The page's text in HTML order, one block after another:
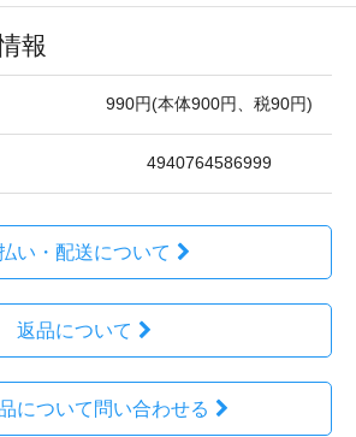
報
990円(本体900円、税90円)
4940764586999
い・配送について
返品について
について問い合わせる